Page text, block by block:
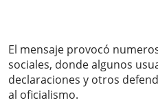
El mensaje provocó
sociales, donde algunos
declaraciones y otros
al oficialismo.